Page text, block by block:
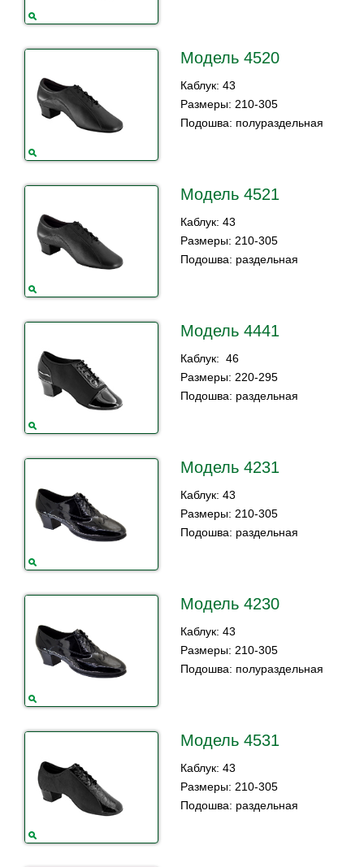
Модель 4520
Каблук: 43
Размеры: 210-305
Подошва: полураздельная
Модель 4521
Каблук: 43
Размеры: 210-305
Подошва: раздельная
Модель 4441
Каблук: 46
Размеры: 220-295
Подошва: раздельная
Модель 4231
Каблук: 43
Размеры: 210-305
Подошва: раздельная
Модель 4230
Каблук: 43
Размеры: 210-305
Подошва: полураздельная
Модель 4531
Каблук: 43
Размеры: 210-305
Подошва: раздельная